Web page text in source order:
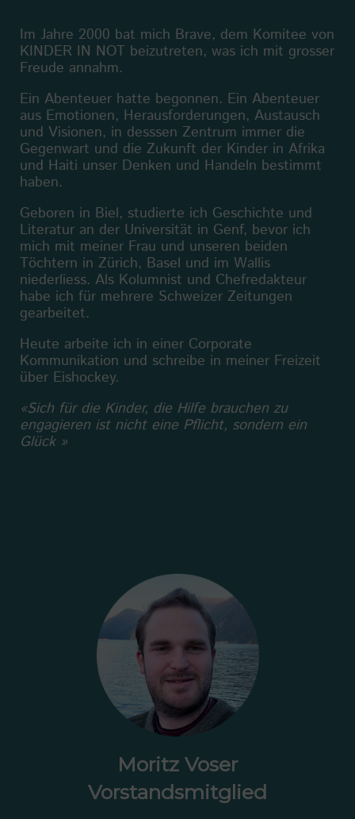
Im Jahre 2000 bat mich Brave, dem Komitee von
KINDER IN NOT beizutreten, was ich mit grosser
Freude annahm.
Ein Abenteuer hatte begonnen. Ein Abenteuer
aus Emotionen, Herausforderungen, Austausch
und Visionen, in desssen Zentrum immer die
Gegenwart und die Zukunft der Kinder in Afrika
und Haiti unser Denken und Handeln bestimmt
haben.
Geboren in Biel, studierte ich Geschichte und
Literatur an der Universität in Genf, bevor ich
mich mit meiner Frau und unseren beiden
Töchtern in Zürich, Basel und im Wallis
niederliess. Als Kolumnist und Chefredakteur
habe ich für mehrere Schweizer Zeitungen
gearbeitet.
Heute arbeite ich in einer Corporate
Kommunikation und schreibe in meiner Freizeit
über Eishockey.
«Sich für die Kinder, die Hilfe brauchen zu
engagieren ist nicht eine Pflicht, sondern ein
Glück »
Moritz Voser
Vorstandsmitglied